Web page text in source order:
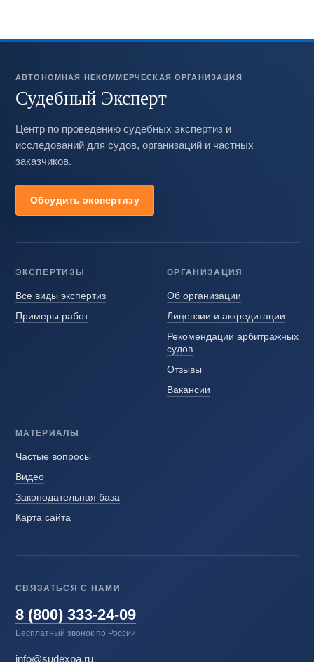
АВТОНОМНАЯ НЕКОММЕРЧЕСКАЯ ОРГАНИЗАЦИЯ
Судебный Эксперт
Центр по проведению судебных экспертиз и
исследований для судов, организаций и частных
заказчиков.
Обсудить экспертизу
ЭКСПЕРТИЗЫ
Все виды экспертиз
Примеры работ
ОРГАНИЗАЦИЯ
Об организации
Лицензии и аккредитации
Рекомендации арбитражных
судов
Отзывы
Вакансии
МАТЕРИАЛЫ
Частые вопросы
Видео
Законодательная база
Карта сайта
СВЯЗАТЬСЯ С НАМИ
8 (800) 333-24-09
Бесплатный звонок по России
info@sudexpa.ru